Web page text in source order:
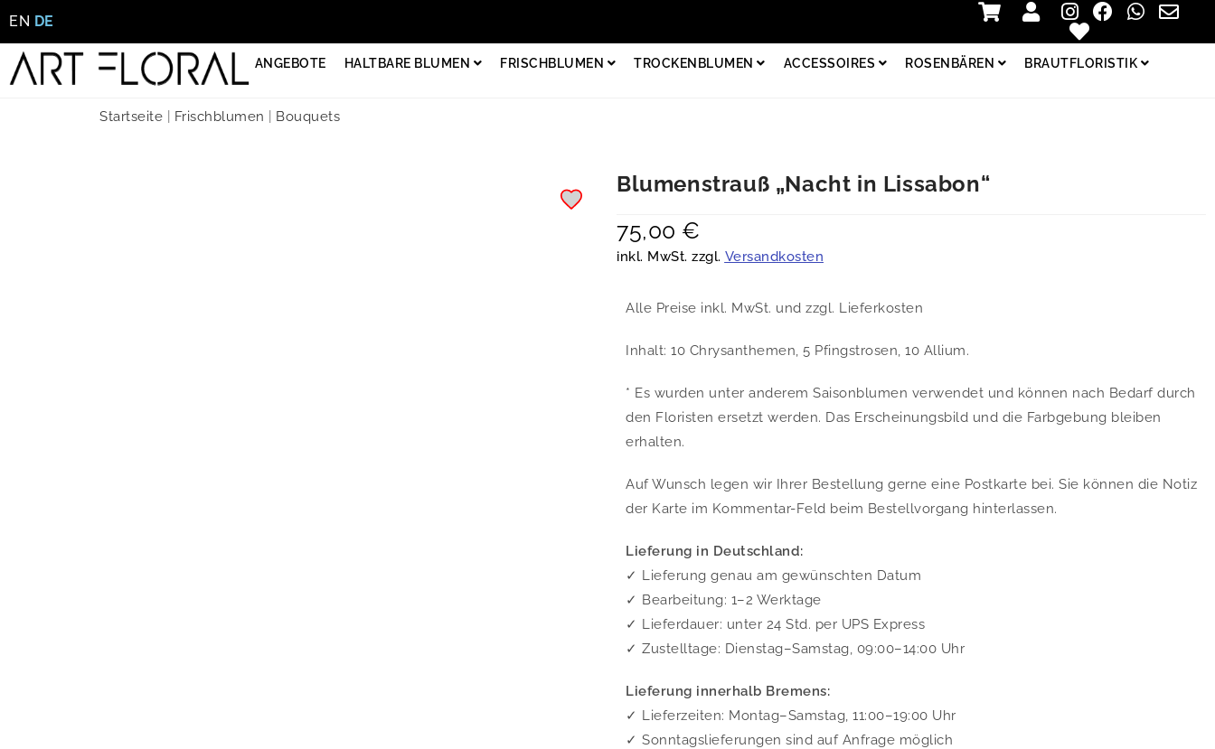
EN DE
ANGEBOTE HALTBARE BLUMEN FRISCHBLUMEN TROCKENBLUMEN ACCESSOIRES ROSENBÄREN BRAUTFLORISTIK
Startseite Frischblumen Bouquets
Blumenstrauß „Nacht in Lissabon“
75,00 €
inkl. MwSt. zzgl. Versandkosten
Alle Preise inkl. MwSt. und zzgl. Lieferkosten
Inhalt: 10 Chrysanthemen, 5 Pfingstrosen, 10 Allium.
* Es wurden unter anderem Saisonblumen verwendet und können nach Bedarf durch
den Floristen ersetzt werden. Das Erscheinungsbild und die Farbgebung bleiben
erhalten.
Auf Wunsch legen wir Ihrer Bestellung gerne eine Postkarte bei. Sie können die Notiz
der Karte im Kommentar-Feld beim Bestellvorgang hinterlassen.
Lieferung in Deutschland:
✓ Lieferung genau am gewünschten Datum
✓ Bearbeitung: 1–2 Werktage
✓ Lieferdauer: unter 24 Std. per UPS Express
✓ Zustelltage: Dienstag–Samstag, 09:00–14:00 Uhr
Lieferung innerhalb Bremens:
✓ Lieferzeiten: Montag–Samstag, 11:00–19:00 Uhr
✓ Sonntagslieferungen sind auf Anfrage möglich